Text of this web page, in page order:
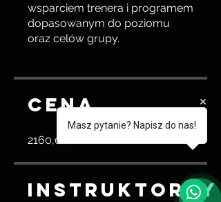
wsparciem trenera i programem
dopasowanym do poziomu
oraz celów grupy.
Cena
2160,00 zł
Instruktorzy
Masz pytanie? Napisz do nas!